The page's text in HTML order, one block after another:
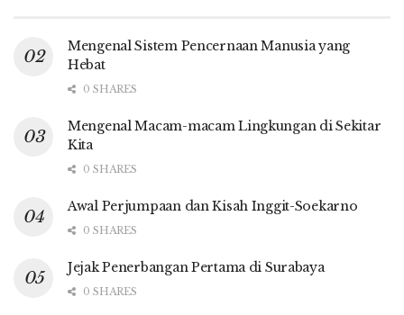
Mengenal Sistem Pencernaan Manusia yang
Hebat
0 SHARES
Mengenal Macam-macam Lingkungan di Sekitar
Kita
0 SHARES
Awal Perjumpaan dan Kisah Inggit-Soekarno
0 SHARES
Jejak Penerbangan Pertama di Surabaya
0 SHARES